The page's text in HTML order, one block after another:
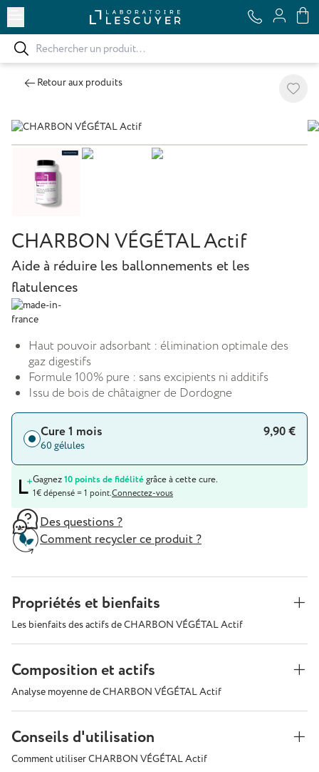
Retour aux produits
CHARBON VÉGÉTAL Actif
Aide à réduire les ballonnements et les
flatulences
Haut pouvoir adsorbant : élimination optimale des
gaz digestifs
Formule 100% pure : sans excipients ni additifs
Issu de bois de châtaigner de Dordogne
Cure 1 mois
60 gélules
9,90 €
Gagnez10 points de fidélitégrâce à cette cure.
1€ dépensé = 1 point.Connectez-vous
Des questions ?
Comment recycler ce produit ?
Propriétés et bienfaits
Les bienfaits des actifs de CHARBON VÉGÉTAL Actif
Composition et actifs
Analyse moyenne de CHARBON VÉGÉTAL Actif
Conseils d'utilisation
Comment utiliser CHARBON VÉGÉTAL Actif